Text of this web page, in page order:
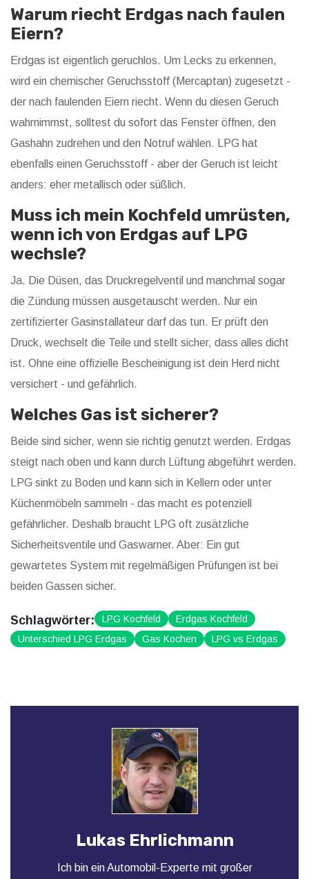
Warum riecht Erdgas nach faulen
Eiern?
Erdgas ist eigentlich geruchlos. Um Lecks zu erkennen,
wird ein chemischer Geruchsstoff (Mercaptan) zugesetzt -
der nach faulenden Eiern riecht. Wenn du diesen Geruch
wahrnimmst, solltest du sofort das Fenster öffnen, den
Gashahn zudrehen und den Notruf wählen. LPG hat
ebenfalls einen Geruchsstoff - aber der Geruch ist leicht
anders: eher metallisch oder süßlich.
Muss ich mein Kochfeld umrüsten,
wenn ich von Erdgas auf LPG
wechsle?
Ja. Die Düsen, das Druckregelventil und manchmal sogar
die Zündung müssen ausgetauscht werden. Nur ein
zertifizierter Gasinstallateur darf das tun. Er prüft den
Druck, wechselt die Teile und stellt sicher, dass alles dicht
ist. Ohne eine offizielle Bescheinigung ist dein Herd nicht
versichert - und gefährlich.
Welches Gas ist sicherer?
Beide sind sicher, wenn sie richtig genutzt werden. Erdgas
steigt nach oben und kann durch Lüftung abgeführt werden.
LPG sinkt zu Boden und kann sich in Kellern oder unter
Küchenmöbeln sammeln - das macht es potenziell
gefährlicher. Deshalb braucht LPG oft zusätzliche
Sicherheitsventile und Gaswarner. Aber: Ein gut
gewartetes System mit regelmäßigen Prüfungen ist bei
beiden Gassen sicher.
Schlagwörter: LPG Kochfeld
Erdgas Kochfeld
Unterschied LPG Erdgas
Gas Kochen LPG vs Erdgas
Lukas Ehrlichmann
Ich bin ein Automobil-Experte mit großer